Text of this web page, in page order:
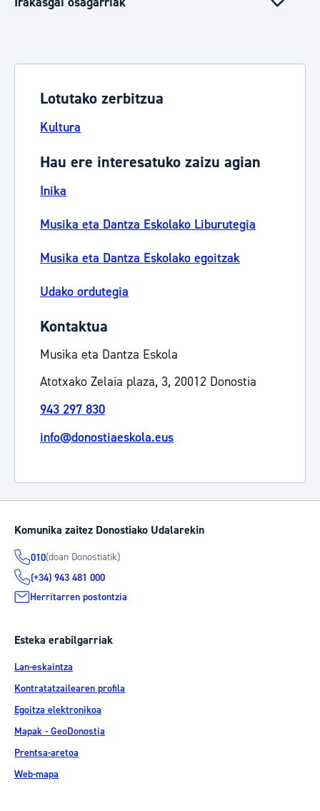
Lotutako zerbitzua
Kultura
Hau ere interesatuko zaizu agian
Inika
Musika eta Dantza Eskolako Liburutegia
Musika eta Dantza Eskolako egoitzak
Udako ordutegia
Kontaktua
Musika eta Dantza Eskola
Atotxako Zelaia plaza, 3, 20012 Donostia
943 297 830
info@donostiaeskola.eus
Komunika zaitez Donostiako Udalarekin
010(doan Donostiatik)
(+34) 943 481 000
Herritarren postontzia
Esteka erabilgarriak
Lan-eskaintza
Kontratatzailearen profila
Egoitza elektronikoa
Mapak - GeoDonostia
Prentsa-aretoa
Web-mapa